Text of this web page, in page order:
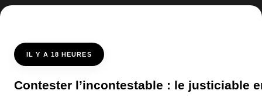
IL Y A 18 HEURES
Contester l’incontestable : le justiciable